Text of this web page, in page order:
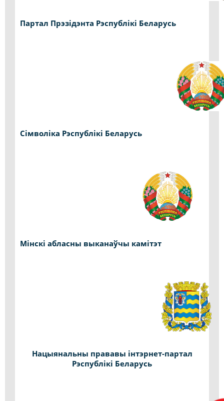
Партал Прэзідэнта Рэспублікі Беларусь
Сімволіка Рэспублікі Беларусь
Мінскі абласны выканаўчы камітэт
Нацыянальны прававы інтэрнет-партал
Рэспублікі Беларусь